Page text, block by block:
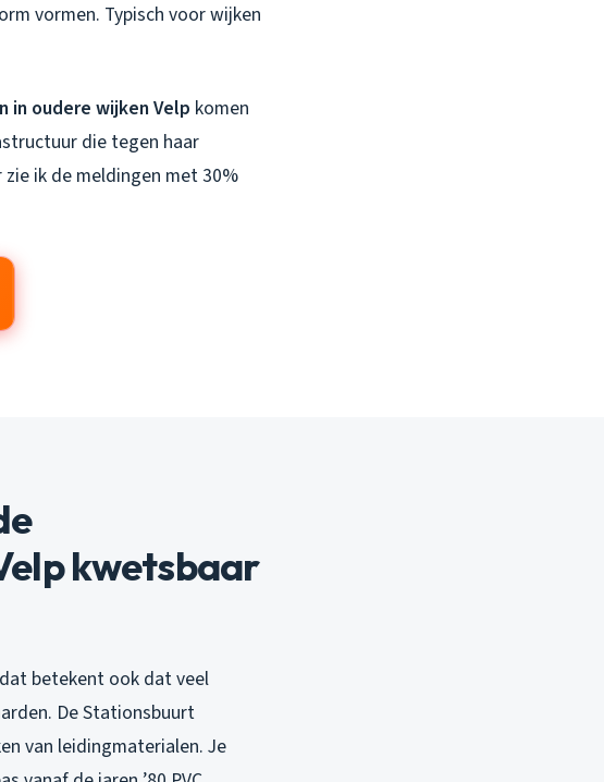
vormen. Typisch voor wijken
in oudere wijken Velp komen
die tegen haar
ik de meldingen met 30%
kwetsbaar
betekent ook dat veel
De Stationsbuurt
van leidingmaterialen. Je